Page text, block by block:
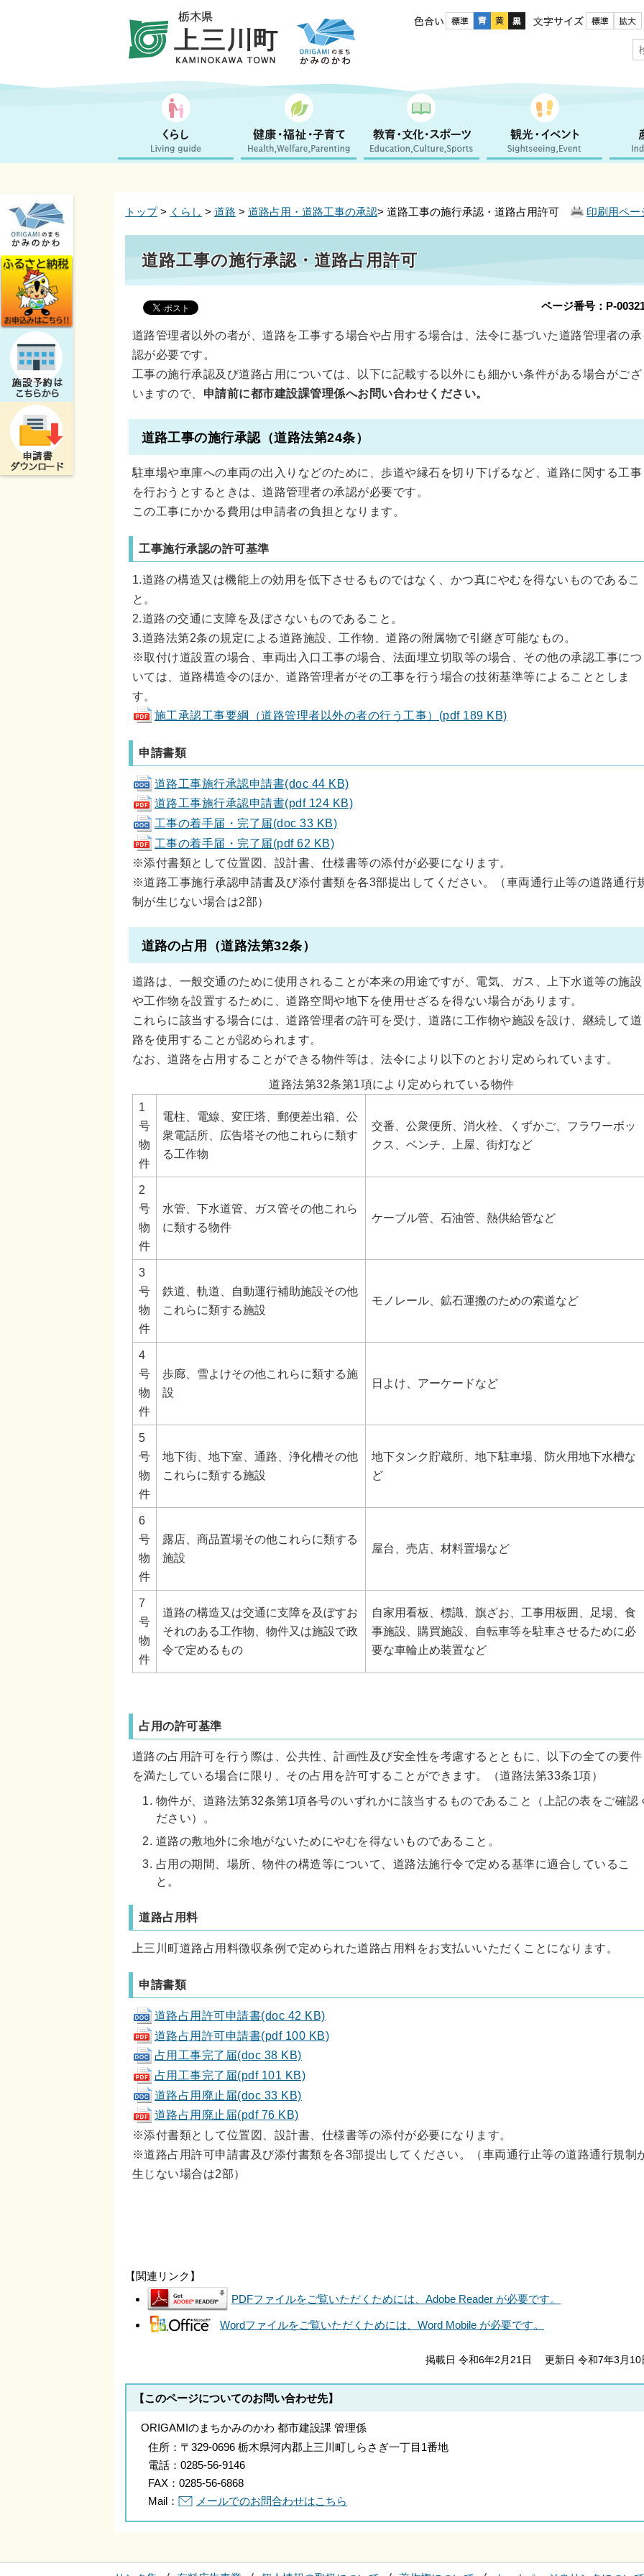
色合い 文字サイズ
印刷用ペー
トップ> くらし > 道路 > 道路占用・道路工事の承認> 道路工事の施行承認・道路占用許可
道路工事の施行承認・道路占用許可
ページ番号：P-
道路管理者以外の者が、道路を工事する場合や占用する場合は、法令に基づいた道路管理者の承
認が必要です。
工事の施行承認及び道路占用については、以下に記載する以外にも細かい条件がある場合がござ
いますので、 申請前に都市建設課管理係へお問い合わせください。
道路工事の施行承認（道路法第24条）
駐車場や車庫への車両の出入りなどのために、歩道や縁石を切り下げるなど、道路に関する工事
を行おうとするときは、道路管理者の承認が必要です。
この工事にかかる費用は申請者の負担となります。
工事施行承認の許可基準
1.道路の構造又は機能上の効用を低下させるものではなく、かつ真にやむを得ないものであるこ
と。
2.道路の交通に支障を及ぼさないものであること。
3.道路法第2条の規定による道路施設、工作物、道路の附属物で引継ぎ可能なもの。
※取付け道設置の場合、車両出入口工事の場合、法面埋立切取等の場合、その他の承認工事につ
いては、道路構造令のほか、道路管理者がその工事を行う場合の技術基準等によることとしま
す。
施工承認工事要綱（道路管理者以外の者の行う工事）(pdf 189 KB)
申請書類
道路工事施行承認申請書(doc 44 KB)
道路工事施行承認申請書(pdf 124 KB)
工事の着手届・完了届(doc 33 KB)
工事の着手届・完了届(pdf 62 KB)
※添付書類として位置図、設計書、仕様書等の添付が必要になります。
※道路工事施行承認申請書及び添付書類を各3部提出してください。（車両通行止等の道路通行
制が生じない場合は2部）
道路の占用（道路法第32条）
道路は、一般交通のために使用されることが本来の用途ですが、電気、ガス、上下水道等の施設
や工作物を設置するために、道路空間や地下を使用せざるを得ない場合があります。
これらに該当する場合には、道路管理者の許可を受け、道路に工作物や施設を設け、継続して道
路を使用することが認められます。
なお、道路を占用することができる物件等は、法令により以下のとおり定められています。
道路法第32条第1項により定められている物件
1
号
物
件
電柱、電線、変圧塔、郵便差出箱、公
衆電話所、広告塔その他これらに類す
る工作物
交番、公衆便所、消火栓、くずかご、フラワーボッ
クス、ベンチ、上屋、街灯など
2
号
物
件
水管、下水道管、ガス管その他これら
に類する物件
ケーブル管、石油管、熱供給管など
3
号
物
件
鉄道、軌道、自動運行補助施設その他
これらに類する施設
モノレール、鉱石運搬のための索道など
4
号
物
件
歩廊、雪よけその他これらに類する施
設
日よけ、アーケードなど
5
号
物
件
地下街、地下室、通路、浄化槽その他
これらに類する施設
地下タンク貯蔵所、地下駐車場、防火用地下水槽な
ど
6
号
物
件
露店、商品置場その他これらに類する
施設
屋台、売店、材料置場など
7
号
物
件
道路の構造又は交通に支障を及ぼすお
それのある工作物、物件又は施設で政
令で定めるもの
自家用看板、標識、旗ざお、工事用板囲、足場、食
事施設、購買施設、自転車等を駐車させるために必
要な車輪止め装置など
占用の許可基準
道路の占用許可を行う際は、公共性、計画性及び安全性を考慮するとともに、以下の全ての要件
を満たしている場合に限り、その占用を許可することができます。（道路法第33条1項）
物件が、道路法第32条第1項各号のいずれかに該当するものであること（上記の表をご確認
ださい）。
道路の敷地外に余地がないためにやむを得ないものであること。
占用の期間、場所、物件の構造等について、道路法施行令で定める基準に適合しているこ
と。
道路占用料
上三川町道路占用料徴収条例で定められた道路占用料をお支払いいただくことになります。
申請書類
道路占用許可申請書(doc 42 KB)
道路占用許可申請書(pdf 100 KB)
占用工事完了届(doc 38 KB)
占用工事完了届(pdf 101 KB)
道路占用廃止届(doc 33 KB)
道路占用廃止届(pdf 76 KB)
※添付書類として位置図、設計書、仕様書等の添付が必要になります。
※道路占用許可申請書及び添付書類を各3部提出してください。（車両通行止等の道路通行規制
生じない場合は2部）
【関連リンク】
PDFファイルをご覧いただくためには、Adobe Reader が必要です。
Wordファイルをご覧いただくためには、Word Mobile が必要です。
掲載日 令和6年2月21日 更新日 令和7年3月10
【このページについてのお問い合わせ先】
ORIGAMIのまちかみのかわ 都市建設課 管理係
住所： 〒329-0696 栃木県河内郡上三川町しらさぎ一丁目1番地
電話： 0285-56-9146
FAX： 0285-56-6868
Mail：
メールでのお問合わせはこちら